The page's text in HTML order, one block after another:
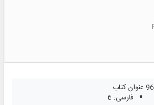
96 عنوان کتاب
فارسی: 6